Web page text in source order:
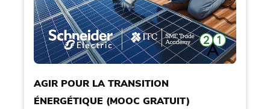
AGIR POUR LA TRANSITION
ÉNERGÉTIQUE (MOOC GRATUIT)